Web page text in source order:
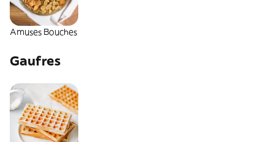
Amuses Bouches
Gaufres